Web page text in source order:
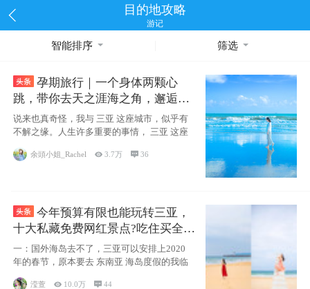
目的地攻略
游记
智能排序 筛选
孕期旅行｜一个身体两颗心
跳，带你去天之涯海之角，邂逅网
红却又安静的三亚
说来也真奇怪，我与 三亚 这座城市，似乎有
不解之缘。人生许多重要的事情， 三亚 这座
余頭小姐_Rachel  3.7万  36
今年预算有限也能玩转三亚，
十大私藏免费网红景点?吃住买全攻
一：国外海岛去不了，三亚可以安排上2020
年的春节，原本要去 东南亚 海岛度假的我临
滢萱  10.0万 44